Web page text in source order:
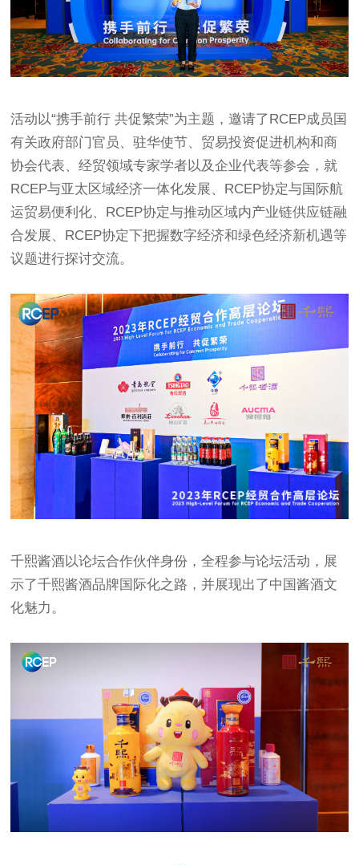
活动以“携手前行 共促繁荣”为主题，邀请了RCEP成员国
有关政府部门官员、驻华使节、贸易投资促进机构和商
协会代表、经贸领域专家学者以及企业代表等参会，就
RCEP与亚太区域经济一体化发展、RCEP协定与国际航
运贸易便利化、RCEP协定与推动区域内产业链供应链融
合发展、RCEP协定下把握数字经济和绿色经济新机遇等
议题进行探讨交流。
千熙酱酒以论坛合作伙伴身份，全程参与论坛活动，展
示了千熙酱酒品牌国际化之路，并展现出了中国酱酒文
化魅力。